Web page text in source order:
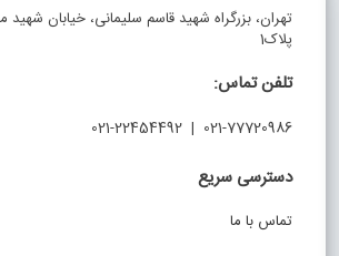
تهران، بزرگراه شهید قاسم سلیمانی، خیابان شهید
پلاک1
تلفن تماس:
021-77720986 | 021-22454492
دسترسی سریع
تماس با ما